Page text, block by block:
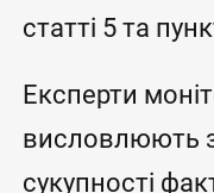
статті 5 та
Експерти
висловлюють
сукупності